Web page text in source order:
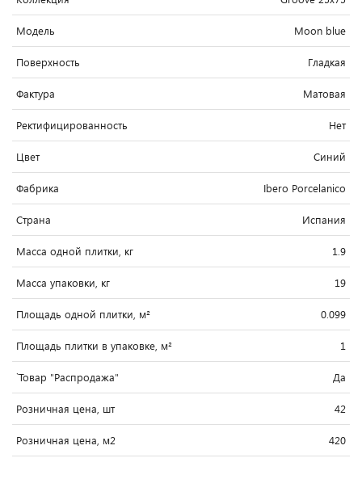
Модель Moon blue
Поверхность Гладкая
Фактура Матовая
Ректифицированность Нет
Цвет Синий
Фабрика Ibero Porcelanico
Страна Испания
Масса одной плитки, кг 1.9
Масса упаковки, кг 19
Площадь одной плитки, м² 0.099
Площадь плитки в упаковке, м² 1
`Товар "Распродажа" Да
Розничная цена, шт 42
Розничная цена, м2 420